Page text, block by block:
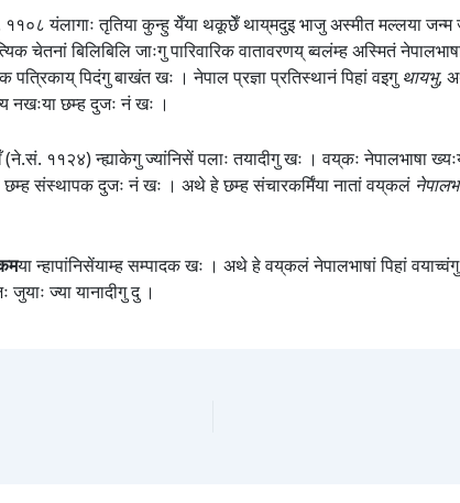
यंलागाः तृतिया कुन्हु येँया थकूछेँ थाय्‌मदुइ भाजु अस्मीत मल्लया
बिलिबिलि जाःगु पारिवारिक वातावरणय् ब्वलंम्ह अस्मितं
पिदंगु बाखंत खः । नेपाल प्रज्ञा प्रतिस्थानं पिहां वइगु थायभु,
नखःया छम्ह दुजः नं खः ।
(ने.सं. ११२४) न्ह्याकेगु ज्यांनिसें पलाः तयादीगु खः । वय्‌कः नेपालभाषा
संस्थापक दुजः नं खः । अथे हे छम्ह संचारकर्मिंया नातां वय्‌कलं
या न्हापांनिसेंयाम्ह सम्पादक खः । अथे हे वय्‌कलं नेपालभाषां पिहां
ज्या यानादीगु दु ।